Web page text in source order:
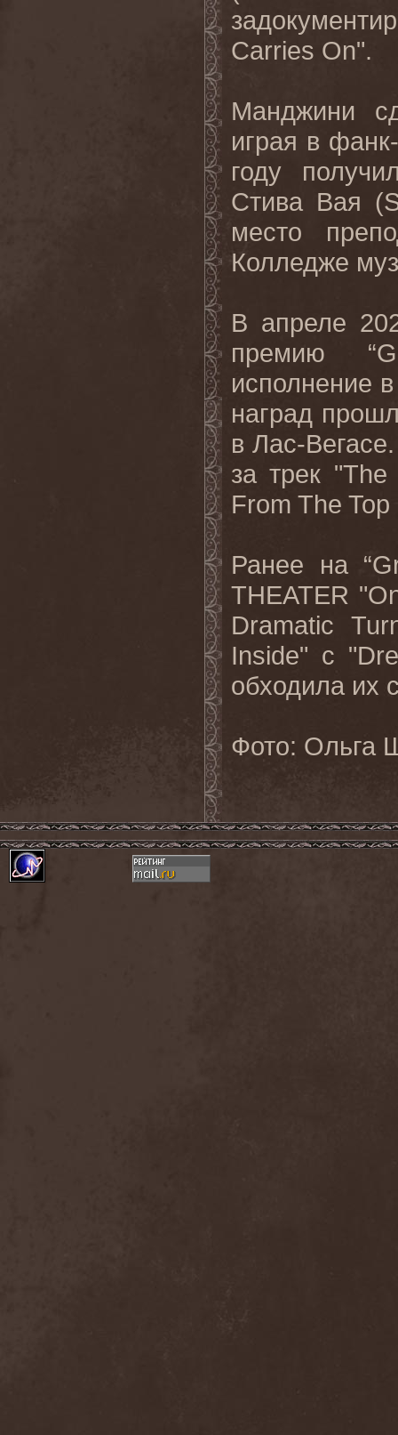
Carries On".
Манджини
играя в
году
Стива Вая (
место
Колледже
В апреле
премию
исполнение
наград
в Лас-
за трек
From The
Ранее на
THEATER
Dramatic
Inside" с
обходила их
Фото: Ольга